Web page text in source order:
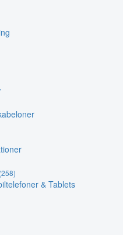
(258)
& Tablets